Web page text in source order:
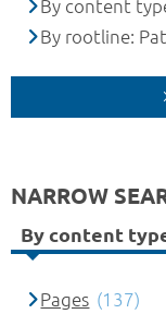
By content
By rootline:
NARROW
By content
Pages (137)